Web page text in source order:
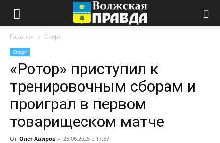
Главная Спорт
Спорт
«Ротор» приступил к
тренировочным сборам и
проиграл в первом
товарищеском матче
От Олег Хаиров - 23.06.2025 в 17:37